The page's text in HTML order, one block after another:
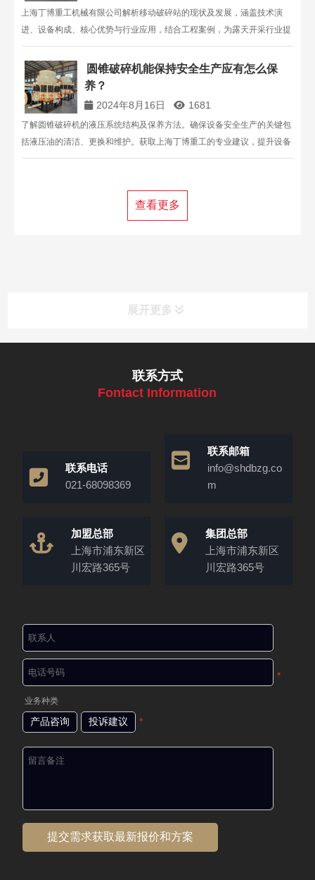
上海丁博重工机械有限公司解析移动破碎站的现状及发展，涵盖技术演
进、设备构成、核心优势与行业应用，结合工程案例，为露天开采行业提
供移动破碎站解决方案参考。
圆锥破碎机能保持安全生产应有怎么保
养？
2024年8月16日 1681
了解圆锥破碎机的液压系统结构及保养方法。确保设备安全生产的关键包
括液压油的清洁、更换和维护。获取上海丁博重工的专业建议，提升设备
运行效率。
查看更多
展开更多
联系方式
Fontact Information
联系电话
021-68098369
联系邮箱
info@shdbzg.co
m
加盟总部
上海市浦东新区
川宏路365号
集团总部
上海市浦东新区
川宏路365号
*
业务种类
产品咨询 投诉建议 *